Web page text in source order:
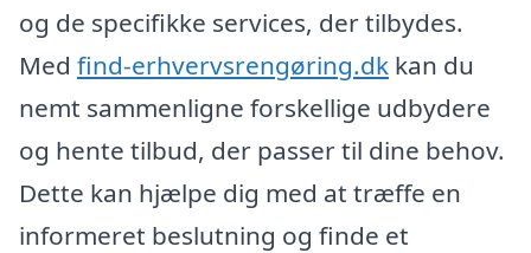
og de specifikke services, der tilbydes.
Med find-erhvervsrengøring.dk kan du
nemt sammenligne forskellige udbydere
og hente tilbud, der passer til dine behov.
Dette kan hjælpe dig med at træffe en
informeret beslutning og finde et